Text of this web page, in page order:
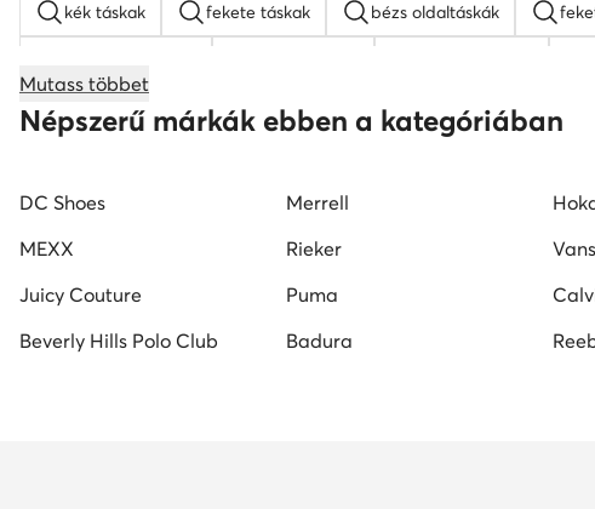
kék táskak fekete táskak bézs oldaltáskák
bőr táskak Nine West táskak fekete oldaltáskák
Mutass többet
Népszerű márkák ebben a kategóriában
DC Shoes Merrell
MEXX
Rieker Vans
Juicy Couture
Puma
Beverly Hills Polo Club
Badura